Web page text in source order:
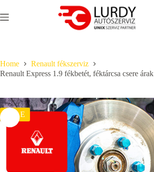
to
content
Home
Renault fékszerviz
Renault Express 1.9 fékbetét, féktárcsa csere árak
SALE